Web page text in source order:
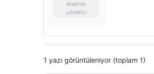
Anahtar
yönetici
1 yazı görüntüleniyor (toplam 1)